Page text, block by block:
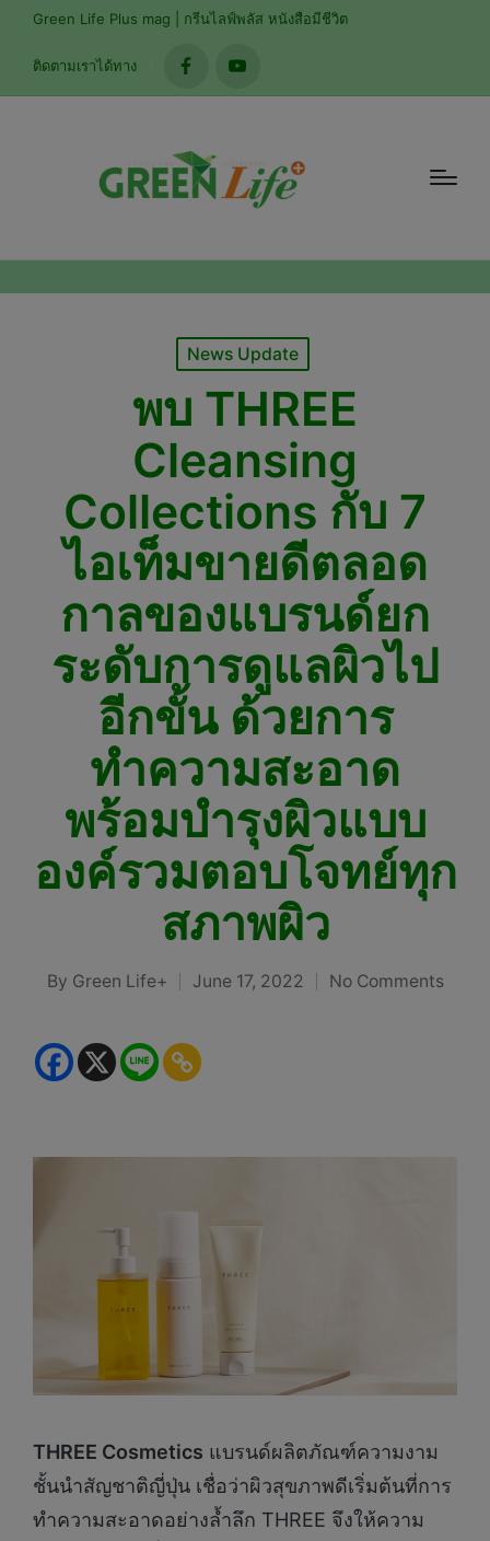
Green Life Plus mag | กรีนไลฟ์พลัส หนังสือมีชีวิต
ติดตามเราได้ทาง
facebookyoutube
Posted
News Update
พบ THREE
Cleansing
Collections กับ 7
ไอเท็มขายดีตลอด
กาลของแบรนด์ยก
ระดับการดูแลผิวไป
อีกขั้น ด้วยการ
ทำความสะอาด
พร้อมบำรุงผิวแบบ
องค์รวมตอบโจทย์ทุก
สภาพผิว
Posted
By Green Life+ June 17, 2022 No Comments
THREE Cosmetics แบรนด์ผลิตภัณฑ์ความงาม
ชั้นนำสัญชาติญี่ปุ่น เชื่อว่าผิวสุขภาพดีเริ่มต้นที่การ
ทำความสะอาดอย่างล้ำลึก THREE จึงให้ความ
modal-check